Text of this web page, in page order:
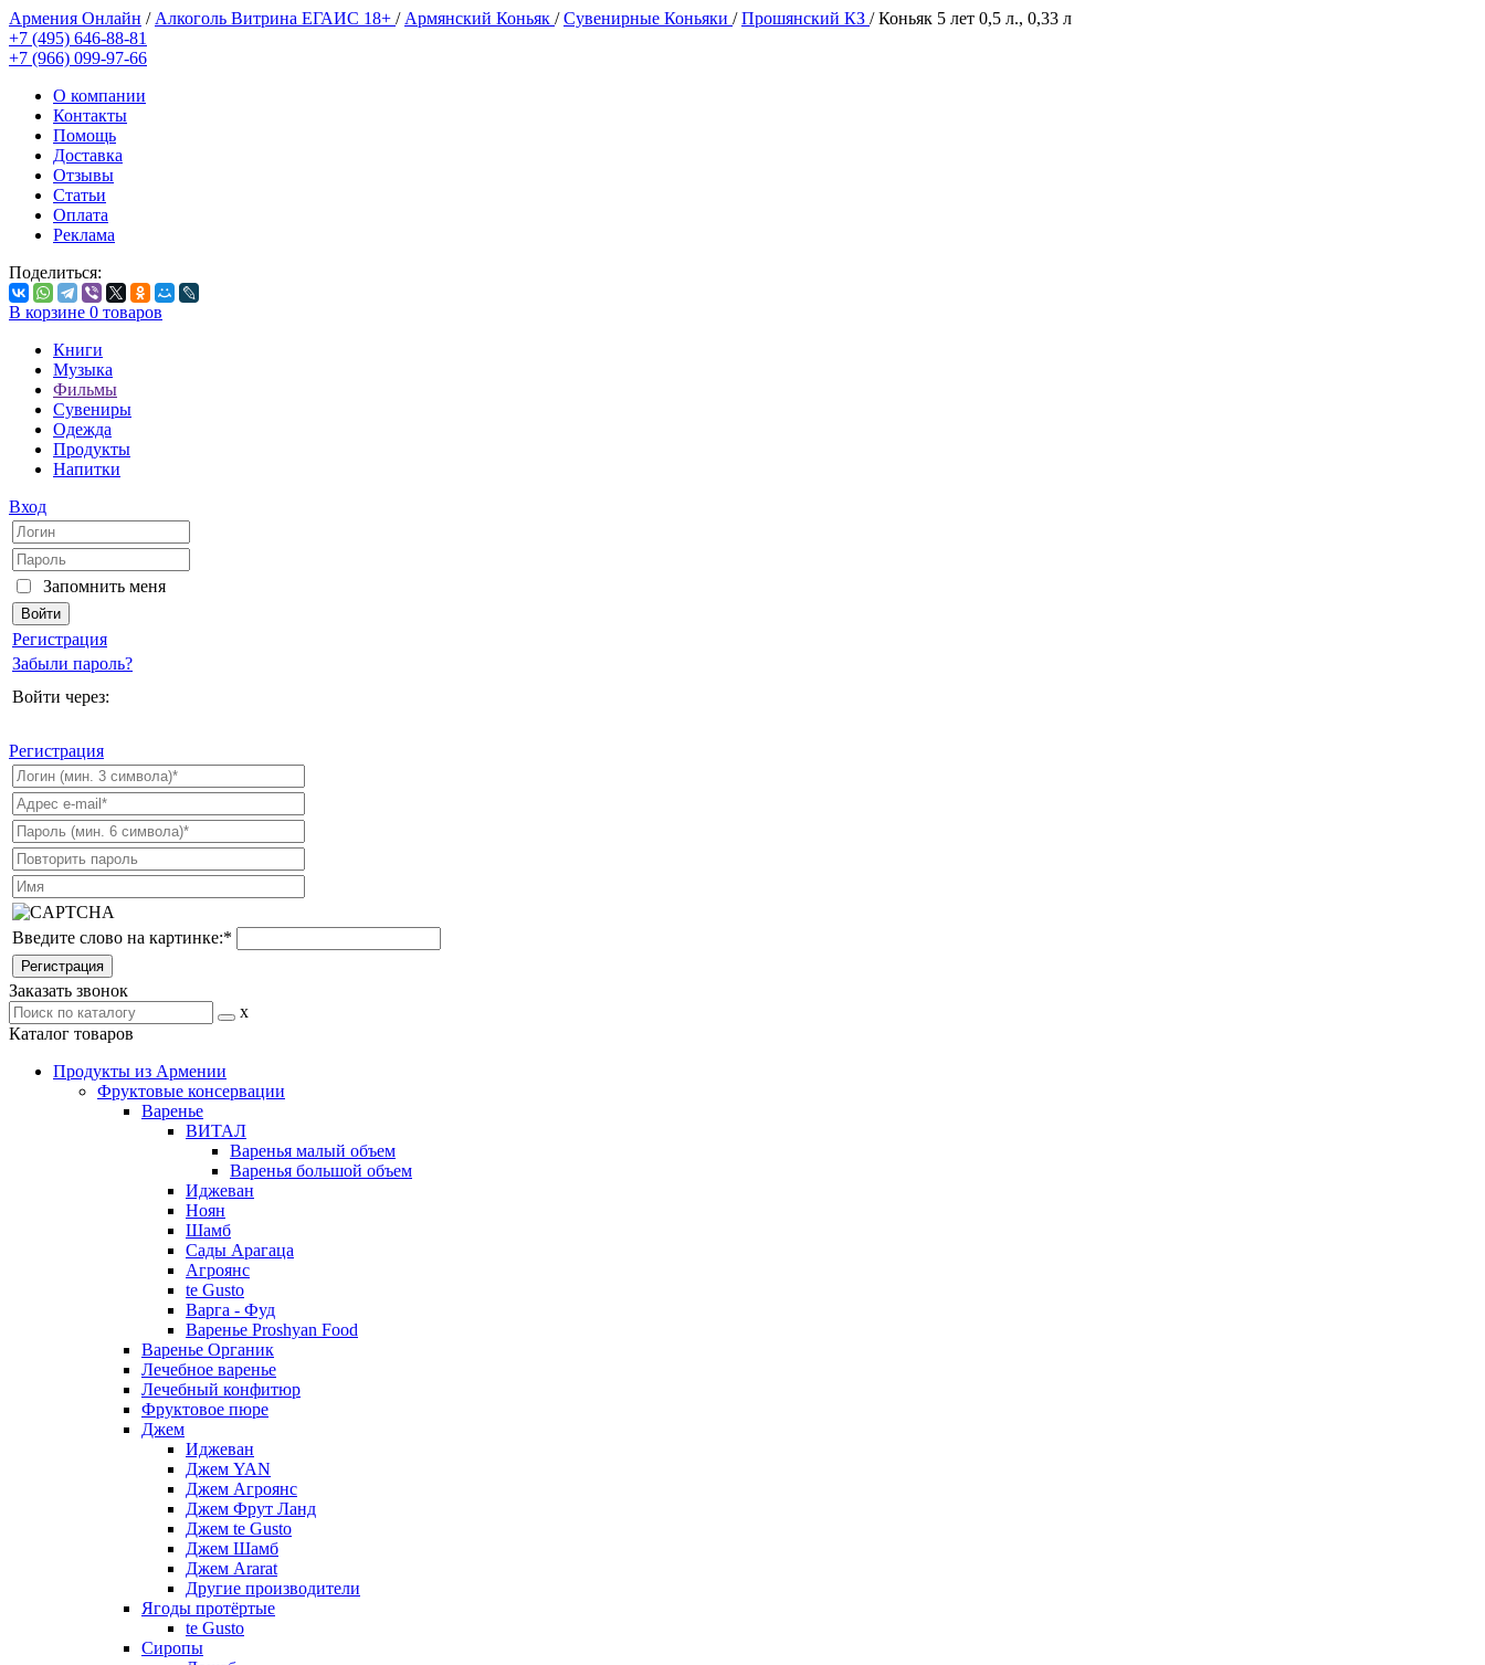
Армения Онлайн / Алкоголь Витрина ЕГАИС 18+ / Армянский Коньяк /Сувенирные Коньяки /Прошянский КЗ /Коньяк 5 лет 0,5 л., 0,33 л
+7 (495) 646-88-81
+7 (966) 099-97-66
О компании
Контакты
Помощь
Доставка
Отзывы
Статьи
Оплата
Реклама
Поделиться:
В корзине 0 товаров
Книги
Музыка
Фильмы
Сувениры
Одежда
Продукты
Напитки
Вход
Запомнить меня
Регистрация
Забыли пароль?
Войти через:
Регистрация
Введите слово на картинке:*
Заказать звонок
x
Каталог товаров
Продукты из Армении
Фруктовые консервации
Варенье
ВИТАЛ
Варенья малый объем
Варенья большой объем
Иджеван
Ноян
Шамб
Сады Арагаца
Агроянс
te Gusto
Варга - Фуд
Варенье Proshyan Food
Варенье Органик
Лечебное варенье
Лечебный конфитюр
Фруктовое пюре
Джем
Иджеван
Джем YAN
Джем Агроянс
Джем Фрут Ланд
Джем te Gusto
Джем Шамб
Джем Ararat
Другие производители
Ягоды протёртые
te Gusto
Сиропы